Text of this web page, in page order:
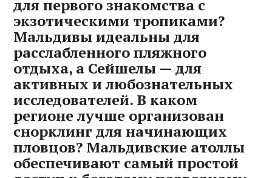
для первого знакомства с
экзотическими тропиками?
Мальдивы идеальны для
расслабленного пляжного
отдыха, а Сейшелы — для
активных и любознательных
исследователей. В каком
регионе лучше организован
снорклинг для начинающих
пловцов? Мальдивские атоллы
обеспечивают самый простой